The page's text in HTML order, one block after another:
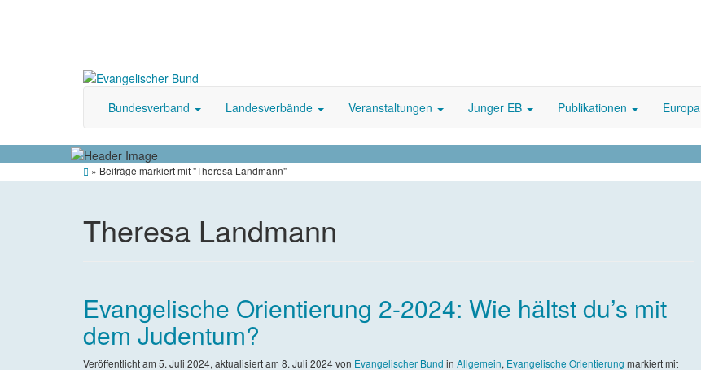
Bundesverband Landesverbände Veranstaltungen Junger EB Publikationen Europa
Startseite
» Beiträge markiert mit "Theresa Landmann"
Theresa Landmann
Evangelische Orientierung 2-2024: Wie hältst du’s mit
dem Judentum?
Veröffentlicht am 5. Juli 2024, aktualisiert am 8. Juli 2024von Evangelischer Bund in Allgemein, Evangelische Orientierung markiert mit